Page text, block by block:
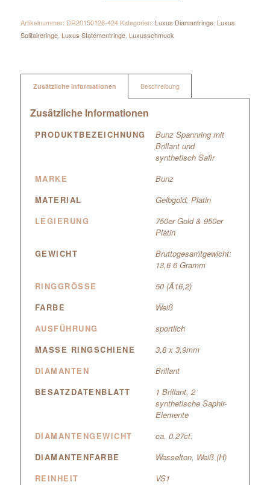
Artikelnummer: DR20150126-424 Kategorien: Luxus Diamantringe, Luxus
Solitaireringe, Luxus Statementringe, Luxusschmuck
Zusätzliche Informationen Beschreibung
Zusätzliche Informationen
PRODUKTBEZEICHNUNG
Bunz Spannring mit
Brillant und
synthetisch Safir
MARKE
Bunz
MATERIAL
Gelbgold, Platin
LEGIERUNG
750er Gold & 950er
Platin
GEWICHT
Bruttogesamtgewicht:
13,6 6 Gramm
RINGGRÖSSE
50 (Ã16,2)
FARBE
Weiß
AUSFÜHRUNG
sportlich
MASSE RINGSCHIENE
3,8 x 3,9mm
DIAMANTEN
Brillant
BESATZDATENBLATT
1 Brillant, 2
synthetische Saphir-
Elemente
DIAMANTENGEWICHT
ca. 0.27ct.
DIAMANTENFARBE
Wesselton, Weiß (H)
REINHEIT
VS1